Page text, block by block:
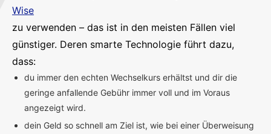
Wise
zu verwenden – das ist in den meisten Fällen viel
günstiger. Deren smarte Technologie führt dazu,
dass:
du immer den echten Wechselkurs erhältst und dir die
geringe anfallende Gebühr immer voll und im Voraus
angezeigt wird.
dein Geld so schnell am Ziel ist, wie bei einer Überweisung